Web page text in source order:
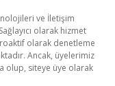
ve İletişim
olarak hizmet
olarak denetleme
Ancak, üyelerimiz
olup, siteye üye olarak